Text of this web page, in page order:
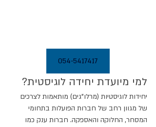
054-5417417
למי מיועדת יחידה לוגיסטית?
יחידות לוגיסטיות (מרלו"גים) מותאמות לצרכים
של מגוון רחב של חברות הפועלות בתחומי
המסחר, החלוקה והאספקה. חברות ענק כמו